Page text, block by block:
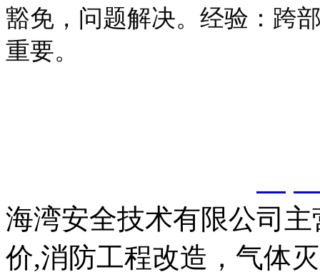
豁免，问题解决。经验：跨
重要。
海湾安全技术有限公司
价,消防工程改造，气体